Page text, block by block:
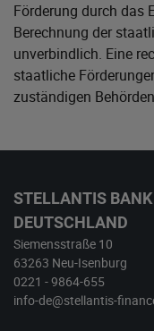
Förderung durch das
Berechnung der
unverbindlich. Eine
staatliche
zuständigen
STELLANTIS
DEUTSCHLAND
Siemensstraße 10
63263 Neu-Isenburg
0221 - 9864-655
info-de@stellantis-